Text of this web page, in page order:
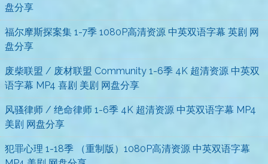
盘分享
福尔摩斯探案集 1-7季 1080P高清资源 中英双语字幕 英剧 网
盘分享
废柴联盟 / 废材联盟 Community 1-6季 4K 超清资源 中英双
语字幕 MP4 喜剧 美剧 网盘分享
风骚律师 / 绝命律师 1-6季 4K 超清资源 中英双语字幕 MP4
美剧 网盘分享
犯罪心理 1-18季 （重制版）1080P高清资源 中英双语字幕